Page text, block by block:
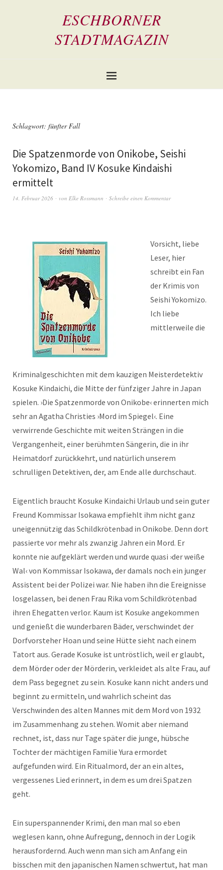
ESCHBORNER
STADTMAGAZIN
Schlagwort: fünfter Fall
Die Spatzenmorde von Onikobe, Seishi
Yokomizo, Band IV Kosuke Kindaishi
ermittelt
14. Februar 2026 von Elke Rossmann Schreibe einen Kommentar
Vorsicht, liebe
Leser, hier
schreibt ein Fan
der Krimis von
Seishi Yokomizo.
Ich liebe
mittlerweile die
Kriminalgeschichten mit dem kauzigen Meisterdetektiv
Kosuke Kindaichi, die Mitte der fünfziger Jahre in Japan
spielen. ›Die Spatzenmorde von Onikobe‹ erinnerten mich
sehr an Agatha Christies ›Mord im Spiegel‹. Eine
verwirrende Geschichte mit weiten Strängen in die
Vergangenheit, einer berühmten Sängerin, die in ihr
Heimatdorf zurückkehrt, und natürlich unserem
schrulligen Detektiven, der, am Ende alle durchschaut.
Eigentlich braucht Kosuke Kindaichi Urlaub und sein guter
Freund Kommissar Isokawa empfiehlt ihm nicht ganz
uneigennützig das Schildkrötenbad in Onikobe. Denn dort
passierte vor mehr als zwanzig Jahren ein Mord. Er
konnte nie aufgeklärt werden und wurde quasi ›der weiße
Wal‹ von Kommissar Isokawa, der damals noch ein junger
Assistent bei der Polizei war. Nie haben ihn die Ereignisse
losgelassen, bei denen Frau Rika vom Schildkrötenbad
ihren Ehegatten verlor. Kaum ist Kosuke angekommen
und genießt die wunderbaren Bäder, verschwindet der
Dorfvorsteher Hoan und seine Hütte sieht nach einem
Tatort aus. Gerade Kosuke ist untröstlich, weil er glaubt,
dem Mörder oder der Mörderin, verkleidet als alte Frau, auf
dem Pass begegnet zu sein. Kosuke kann nicht anders und
beginnt zu ermitteln, und wahrlich scheint das
Verschwinden des alten Mannes mit dem Mord von 1932
im Zusammenhang zu stehen. Womit aber niemand
rechnet, ist, dass nur Tage später die junge, hübsche
Tochter der mächtigen Familie Yura ermordet
aufgefunden wird. Ein Ritualmord, der an ein altes,
vergessenes Lied erinnert, in dem es um drei Spatzen
geht.
Ein superspannender Krimi, den man mal so eben
weglesen kann, ohne Aufregung, dennoch in der Logik
herausfordernd. Auch wenn man sich am Anfang ein
bisschen mit den japanischen Namen schwertut, hat man